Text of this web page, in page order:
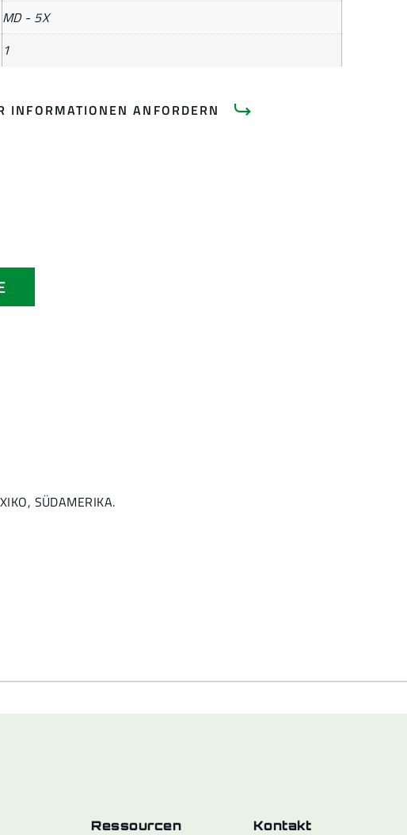
MD - 5X
1
INFORMATIONEN ANFORDERN
SÜDAMERIKA.
Ressourcen Kontakt